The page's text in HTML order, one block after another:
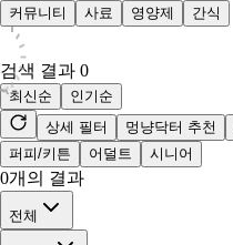
커뮤니티 사료 영양제 간식
검색 결과 0
최신순
인기순
상세 필터
멍냥닥터 추천
퍼피/키튼
어덜트 시니어
0개의 결과
전체